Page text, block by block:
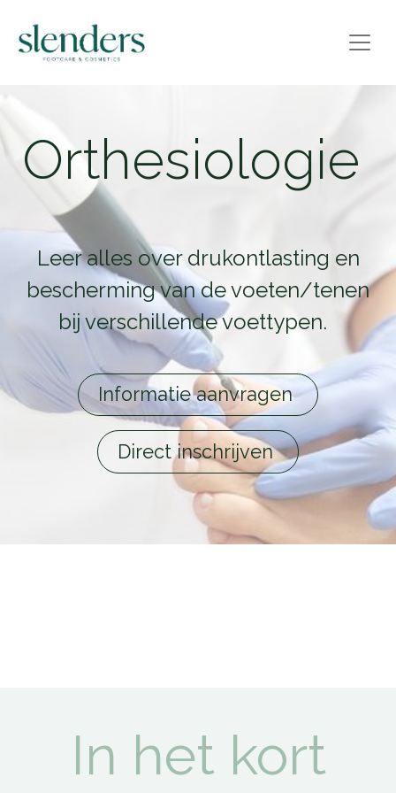
Orthesiologie
Leer alles over drukontlasting en
bescherming van de voeten/tenen
bij verschillende voettypen.
Informatie aanvragen
Direct inschrijven
In het kort